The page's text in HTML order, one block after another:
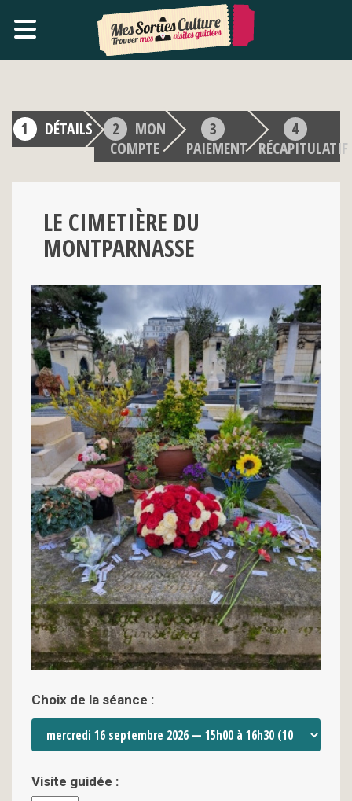
DÉTAILS
MON
COMPTE
PAIEMENT RÉCAPITULATIF
LE CIMETIÈRE DU
MONTPARNASSE
Choix de la séance :
Visite guidée :